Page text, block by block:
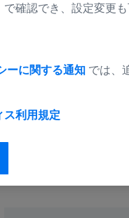
社（本社：東京都千
顕微鏡ZEISS
より、京都市）にて
で確認でき、設定変更
ーに関する通知 では、
ス利用規定